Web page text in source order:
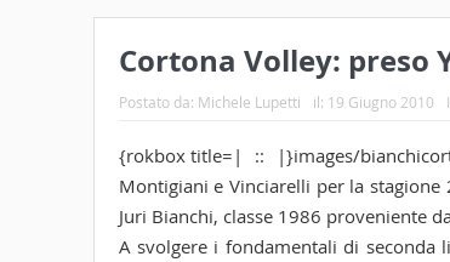
Cortona Volley: preso
Postato da: Michele Lupetti il: 19 Giugno 2010
{rokbox title=| :: |}images/
Montigiani e Vinciarelli per la
Juri Bianchi, classe 1986 proveniente
A svolgere i fondamentali di seconda